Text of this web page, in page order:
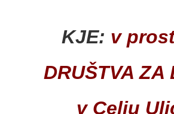
KJE: v
DRUŠTVA ZA
v Celju